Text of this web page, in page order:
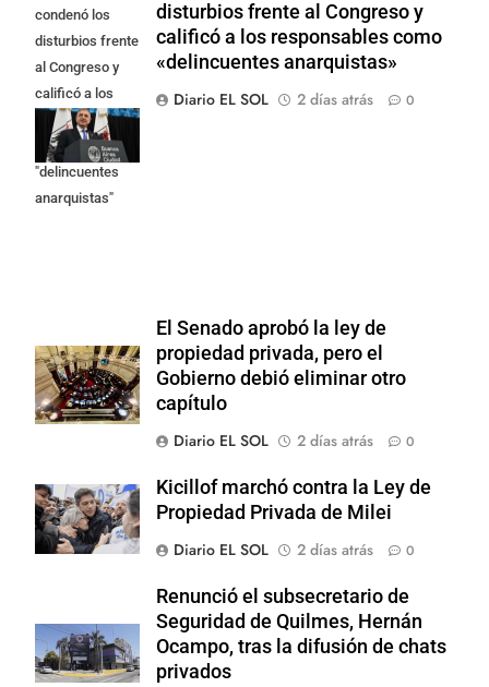
condenó los
disturbios frente
al Congreso y
calificó a los
responsables
como
"delincuentes
anarquistas"
disturbios frente al Congreso y
calificó a los responsables como
«delincuentes anarquistas»
Diario EL SOL
2 días atrás 0
El Senado aprobó la ley de
propiedad privada, pero el
Gobierno debió eliminar otro
capítulo
Diario EL SOL
2 días atrás 0
Kicillof marchó contra la Ley de
Propiedad Privada de Milei
Diario EL SOL
2 días atrás 0
Renunció el subsecretario de
Seguridad de Quilmes, Hernán
Ocampo, tras la difusión de chats
privados